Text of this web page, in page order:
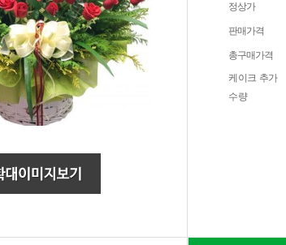
정상가
판매가격
총구매가격
케이크 추가
수량